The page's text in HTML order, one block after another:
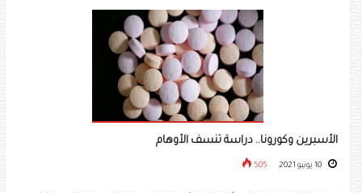
الأسبرين وكورونا.. دراسة تنسف الأوهام
505